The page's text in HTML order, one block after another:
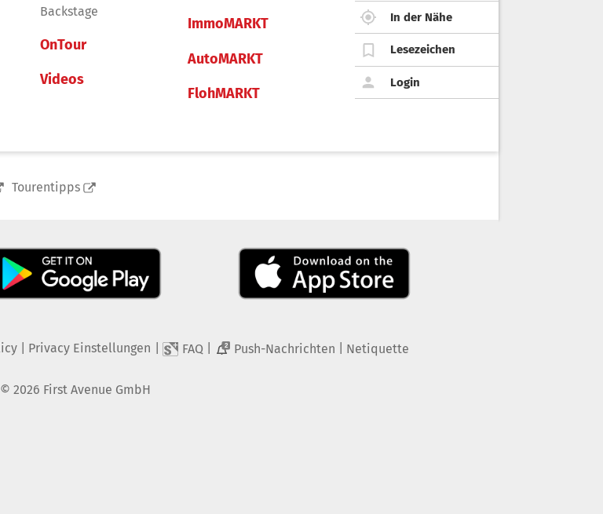
Backstage
OnTour
Videos
ImmoMARKT
AutoMARKT
FlohMARKT
In der Nähe
Lesezeichen
Login
Tourentipps
| Privacy Einstellungen FAQ 2 Push-Nachrichten Netiquette
© 2026 First Avenue GmbH